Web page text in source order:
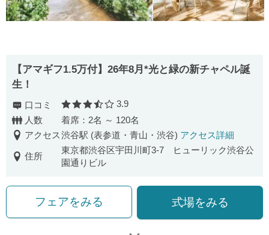
【アマギフ1.5万付】26年8月*光と緑の新チャペル誕
生！
口コミ 口コミ評価
3.9
人数
着席：2名 ～ 120名
アクセス渋谷駅 (表参道・青山・渋谷) アクセス詳細
住所
東京都渋谷区宇田川町3-7 ヒューリック渋谷公
園通りビル
フェアをみる 式場をみる